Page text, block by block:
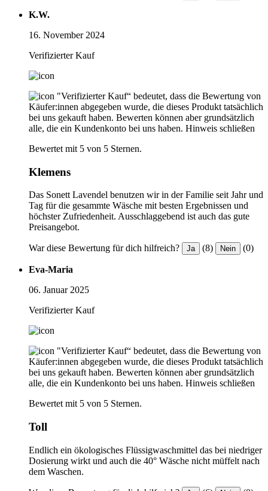
K.W.
16. November 2024
Verifizierter Kauf
"Verifizierter Kauf“ bedeutet, dass die Bewertung von
Käufer:innen abgegeben wurde, die dieses Produkt tatsächlich
bei uns gekauft haben. Bewerten können aber grundsätzlich
alle, die ein Kundenkonto bei uns haben. Hinweis schließen
Bewertet mit 5 von 5 Sternen.
Klemens
Das Sonett Lavendel benutzen wir in der Familie seit Jahr und
Tag für die gesammte Wäsche mit besten Ergebnissen und
höchster Zufriedenheit. Ausschlaggebend ist auch das gute
Preisangebot.
War diese Bewertung für dich hilfreich? Ja (8) Nein (0)
Eva-Maria
06. Januar 2025
Verifizierter Kauf
"Verifizierter Kauf“ bedeutet, dass die Bewertung von
Käufer:innen abgegeben wurde, die dieses Produkt tatsächlich
bei uns gekauft haben. Bewerten können aber grundsätzlich
alle, die ein Kundenkonto bei uns haben. Hinweis schließen
Bewertet mit 5 von 5 Sternen.
Toll
Endlich ein ökologisches Flüssigwaschmittel das bei niedriger
Dosierung wirkt und auch die 40° Wäsche nicht müffelt nach
dem Waschen.